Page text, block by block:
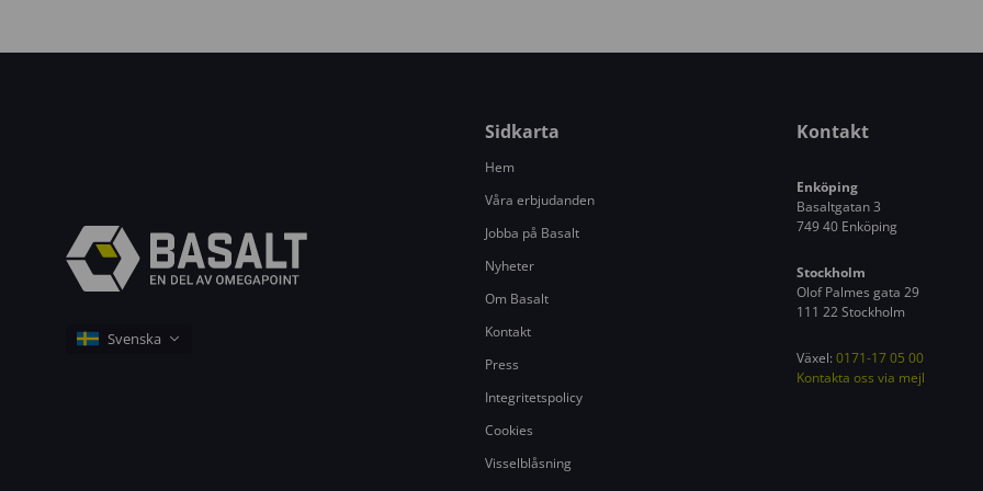
s
k
e
h
e
t
k
y
d
Sidkarta
Hem
Våra erbjudanden
Jobba på Basalt
Nyheter
Om Basalt
Kontakt
Press
Integritetspolicy
Cookies
Visselblåsning
Kontakt
Enköping
Basaltgatan 3
749 40 Enköping
Stockholm
Olof Palmes gata 29
111 22 Stockholm
Växel:0171-17 05 00
Kontakta oss via mejl